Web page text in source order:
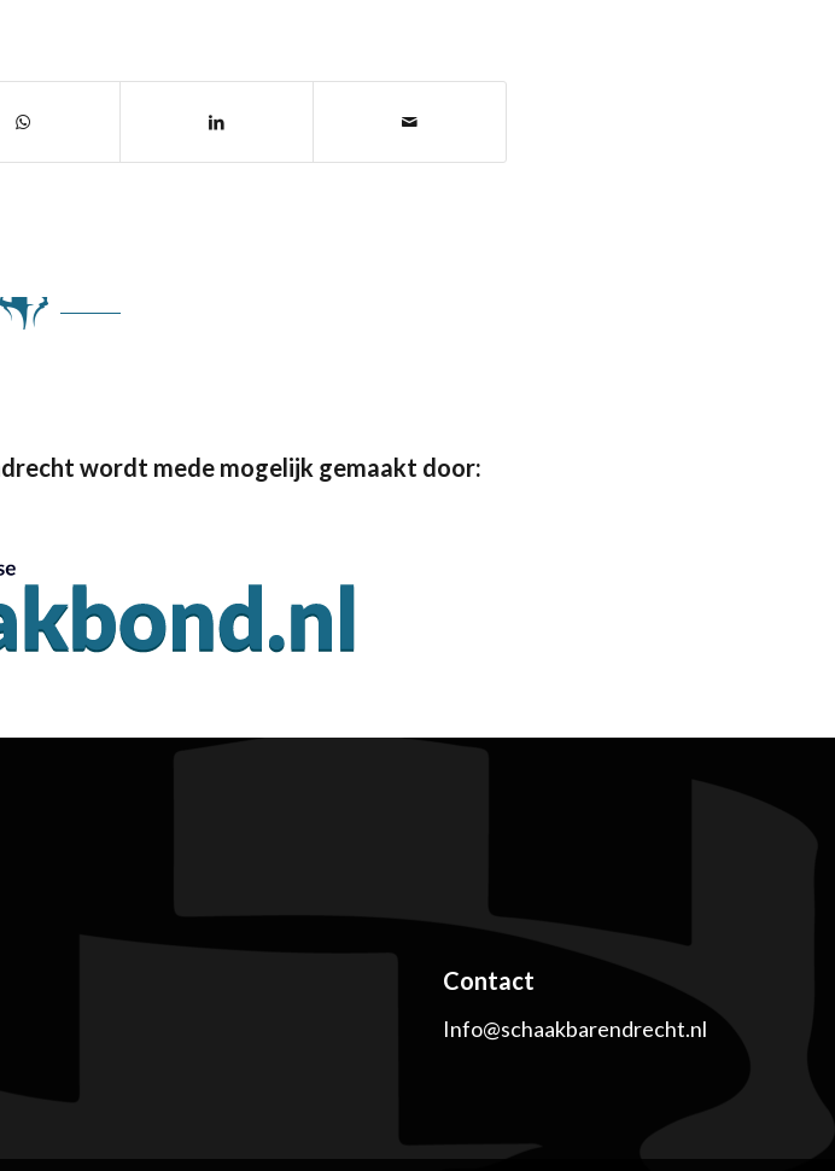
wordt mede mogelijk gemaakt door:
Contact
Info@schaakbarendrecht.nl